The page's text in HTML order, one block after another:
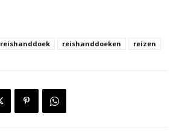
reishanddoek reishanddoeken reizen